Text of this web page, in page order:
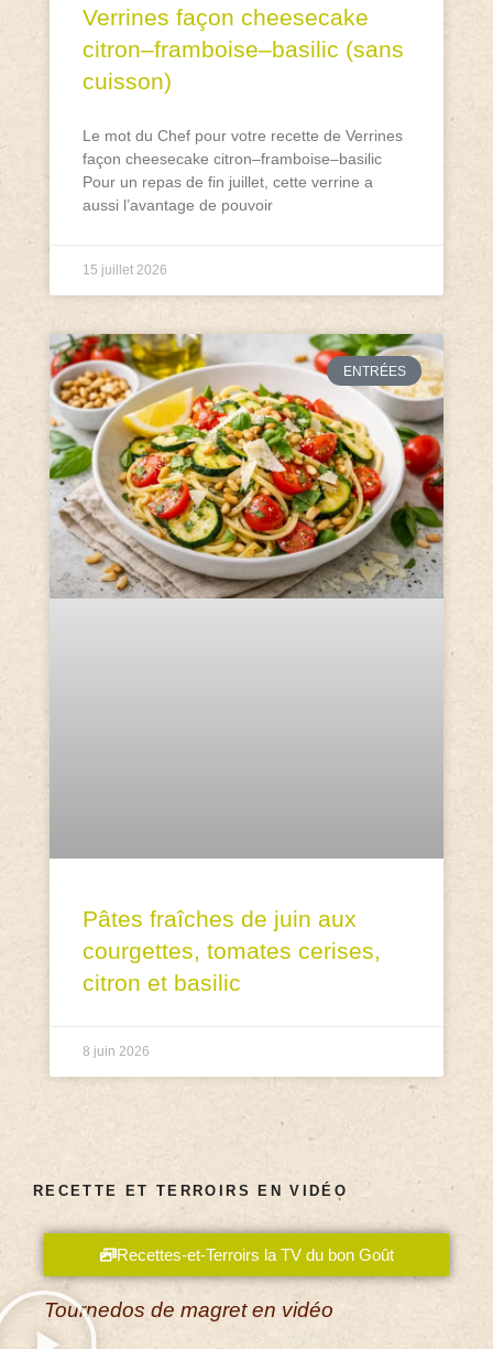
Verrines façon cheesecake
citron–framboise–basilic (sans
cuisson)
Le mot du Chef pour votre recette de Verrines
façon cheesecake citron–framboise–basilic
Pour un repas de fin juillet, cette verrine a
aussi l’avantage de pouvoir
15 juillet 2026
ENTRÉES
Pâtes fraîches de juin aux
courgettes, tomates cerises,
citron et basilic
8 juin 2026
RECETTE ET TERROIRS EN VIDÉO
Recettes-et-Terroirs la TV du bon Goût
Tournedos de magret en vidéo